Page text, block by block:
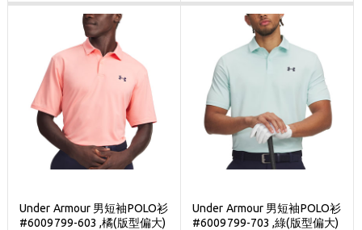
Under Armour 男短袖POLO衫
#6009799-603 ,橘(版型偏大)
Under Armour 男短袖POLO衫
#6009799-703 ,綠(版型偏大)